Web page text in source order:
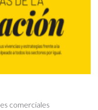
comerciales